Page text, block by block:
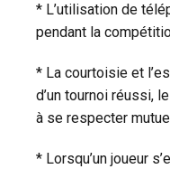
* L’utilisation de
pendant la
* La courtoisie et
d’un tournoi réussi,
à se respecter
* Lorsqu’un joueur